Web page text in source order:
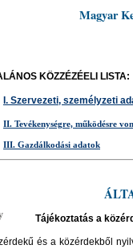
Magyar
KÖZZÉZÉELI LISTA:
I. Szervezeti, személyzeti
II. Tevékenységre, működésre
III. Gazdálkodási adatok
Tájékoztatás a
és a közérdekből